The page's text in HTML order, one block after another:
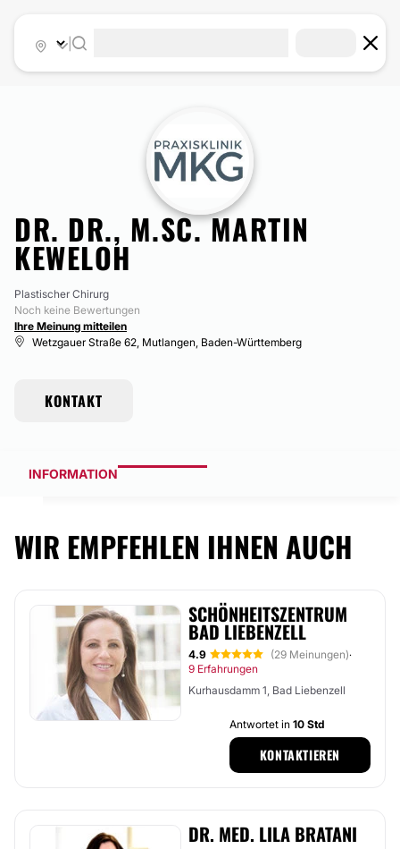
DR. DR., M.SC. MARTIN
KEWELOH
Plastischer Chirurg
Noch keine Bewertungen
Ihre Meinung mitteilen
Wetzgauer Straße 62, Mutlangen, Baden-Württemberg
KONTAKT
INFORMATION
WIR EMPFEHLEN IHNEN AUCH
SCHÖNHEITSZENTRUM
BAD LIEBENZELL
4.9 (29 Meinungen)·
9 Erfahrungen
Kurhausdamm 1, Bad Liebenzell
Antwortet in 10 Std
KONTAKTIEREN
DR. MED. LILA BRATANI